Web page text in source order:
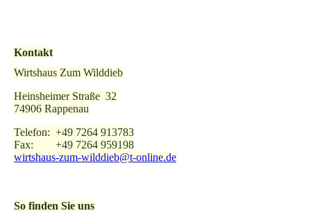
Kontakt
Wirtshaus Zum Wilddieb
Heinsheimer Straße 32
74906 Rappenau
Telefon: +49 7264 913783
Fax: +49 7264 959198
wirtshaus-zum-wilddieb@t-online.de
So finden Sie uns